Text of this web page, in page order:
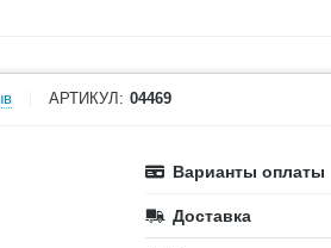
АРТИКУЛ: 04469
Варианты оплаты
Доставка